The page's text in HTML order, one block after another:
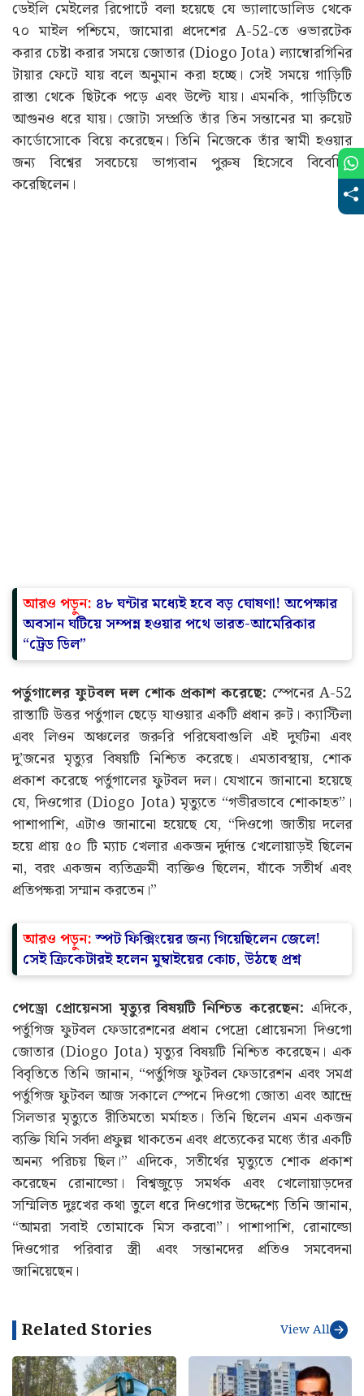
ডেইলি মেইলের রিপোর্টে বলা হয়েছে যে ভ্যালাডোলিড থেকে
৭০ মাইল পশ্চিমে, জামোরা প্রদেশের A-52-তে ওভারটেক
করার চেষ্টা করার সময়ে জোতার (Diogo Jota) ল্যাম্বোরগিনির
টায়ার ফেটে যায় বলে অনুমান করা হচ্ছে। সেই সময়ে গাড়িটি
রাস্তা থেকে ছিটকে পড়ে এবং উল্টে যায়। এমনকি, গাড়িটিতে
আগুনও ধরে যায়। জোটা সম্প্রতি তাঁর তিন সন্তানের মা রুয়েট
কার্ডোসোকে বিয়ে করেছেন। তিনি নিজেকে তাঁর স্বামী হওয়ার
জন্য বিশ্বের সবচেয়ে ভাগ্যবান পুরুষ হিসেবে বিবেচিত
করেছিলেন।
আরও পড়ুন: ৪৮ ঘন্টার মধ্যেই হবে বড় ঘোষণা! অপেক্ষার
অবসান ঘটিয়ে সম্পন্ন হওয়ার পথে ভারত-আমেরিকার
“ট্রেড ডিল”
পর্তুগালের ফুটবল দল শোক প্রকাশ করেছে: স্পেনের A-52
রাস্তাটি উত্তর পর্তুগাল ছেড়ে যাওয়ার একটি প্রধান রুট। ক্যাস্টিলা
এবং লিওন অঞ্চলের জরুরি পরিষেবাগুলি এই দুর্ঘটনা এবং
দু’জনের মৃত্যুর বিষয়টি নিশ্চিত করেছে। এমতাবস্থায়, শোক
প্রকাশ করেছে পর্তুগালের ফুটবল দল। যেখানে জানানো হয়েছে
যে, দিওগোর (Diogo Jota) মৃত্যুতে “গভীরভাবে শোকাহত”।
পাশাপাশি, এটাও জানানো হয়েছে যে, “দিওগো জাতীয় দলের
হয়ে প্রায় ৫০ টি ম্যাচ খেলার একজন দুর্দান্ত খেলোয়াড়ই ছিলেন
না, বরং একজন ব্যতিক্রমী ব্যক্তিও ছিলেন, যাঁকে সতীর্থ এবং
প্রতিপক্ষরা সম্মান করতেন।”
আরও পড়ুন:স্পট ফিক্সিংয়ের জন্য গিয়েছিলেন জেলে!
সেই ক্রিকেটারই হলেন মুম্বাইয়ের কোচ, উঠছে প্রশ্ন
পেড্রো প্রোয়েনসা মৃত্যুর বিষয়টি নিশ্চিত করেছেন: এদিকে,
পর্তুগিজ ফুটবল ফেডারেশনের প্রধান পেদ্রো প্রোয়েনসা দিওগো
জোতার (Diogo Jota) মৃত্যুর বিষয়টি নিশ্চিত করেছেন। এক
বিবৃতিতে তিনি জানান, “পর্তুগিজ ফুটবল ফেডারেশন এবং সমগ্র
পর্তুগিজ ফুটবল আজ সকালে স্পেনে দিওগো জোতা এবং আন্দ্রে
সিলভার মৃত্যুতে রীতিমতো মর্মাহত। তিনি ছিলেন এমন একজন
ব্যক্তি যিনি সর্বদা প্রফুল্ল থাকতেন এবং প্রত্যেকের মধ্যে তাঁর একটি
অনন্য পরিচয় ছিল।” এদিকে, সতীর্থের মৃত্যুতে শোক প্রকাশ
করেছেন রোনাল্ডো। বিশ্বজুড়ে সমর্থক এবং খেলোয়াড়দের
সম্মিলিত দুঃখের কথা তুলে ধরে দিওগোর উদ্দেশ্যে তিনি জানান,
“আমরা সবাই তোমাকে মিস করবো”। পাশাপাশি, রোনাল্ডো
দিওগোর পরিবার স্ত্রী এবং সন্তানদের প্রতিও সমবেদনা
জানিয়েছেন।
Related Stories View All